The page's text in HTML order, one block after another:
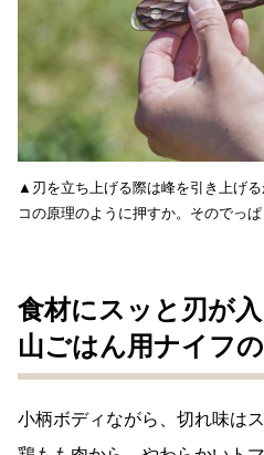
▲刃を立ち上げる際は峰を引き上げ
コの原理のように押すか。そのでっ
食材にスッと刃が入
山ごはん用ナイフ
小柄ボディながら、切れ味は